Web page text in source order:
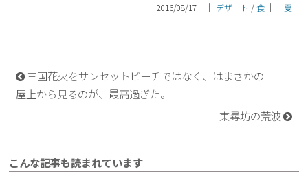
2016/08/17
｜ デザート /食｜ 夏
三国花火をサンセットビーチではなく、はまさかの
屋上から見るのが、最高過ぎた。
東尋坊の荒波
こんな記事も読まれています